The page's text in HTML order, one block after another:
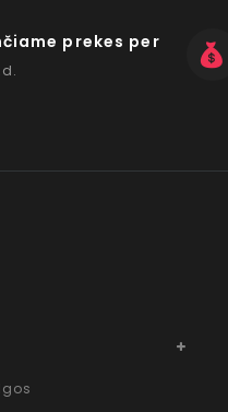
prekes per